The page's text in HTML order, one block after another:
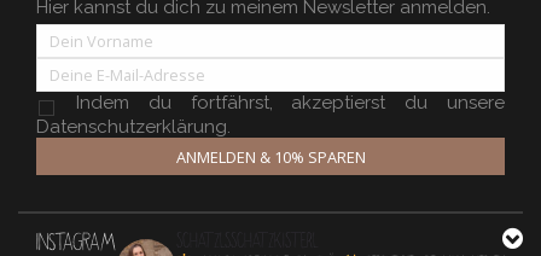
Hier kannst du dich zu meinem Newsletter anmelden.
Indem du fortfährst, akzeptierst du unsere
Datenschutzerklärung.
ANMELDEN & 10% SPAREN
INSTAGRAM